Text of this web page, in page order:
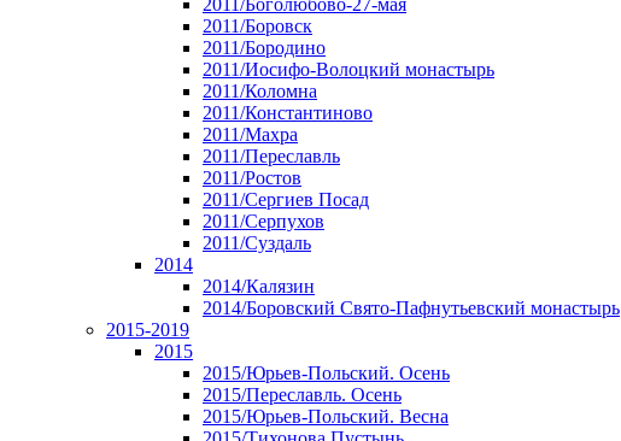
2011/Боголюбово-27-мая
2011/Боровск
2011/Бородино
2011/Иосифо-Волоцкий монастырь
2011/Коломна
2011/Константиново
2011/Махра
2011/Переславль
2011/Ростов
2011/Сергиев Посад
2011/Серпухов
2011/Суздаль
2014
2014/Калязин
2014/Боровский Свято-Пафнутьевский монастырь
2015-2019
2015
2015/Юрьев-Польский. Осень
2015/Переславль. Осень
2015/Юрьев-Польский. Весна